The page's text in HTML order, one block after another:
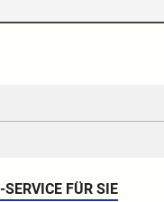
SERVICE FÜR SIE